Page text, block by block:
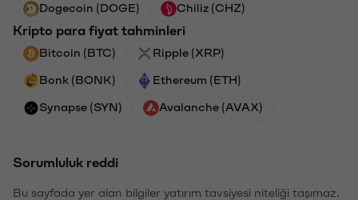
Dogecoin (DOGE) Chiliz (CHZ)
Kripto para fiyat tahminleri
Bitcoin (BTC) Ripple (XRP)
Bonk (BONK) Ethereum (ETH)
Synapse (SYN) Avalanche (AVAX)
Sorumluluk reddi
Bu sayfada yer alan bilgiler yatırım tavsiyesi niteliği taşımaz.